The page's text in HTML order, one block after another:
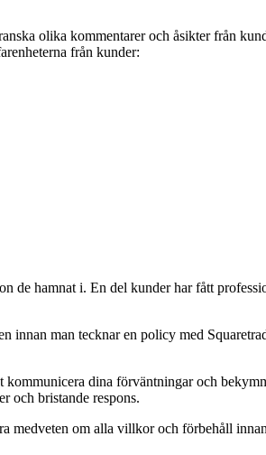
olika kommentarer och åsikter från
från kunder:
hamnat i. En del kunder har fått
man tecknar en policy med
dina förväntningar och
och bristande respons.
medveten om alla villkor och förbehåll